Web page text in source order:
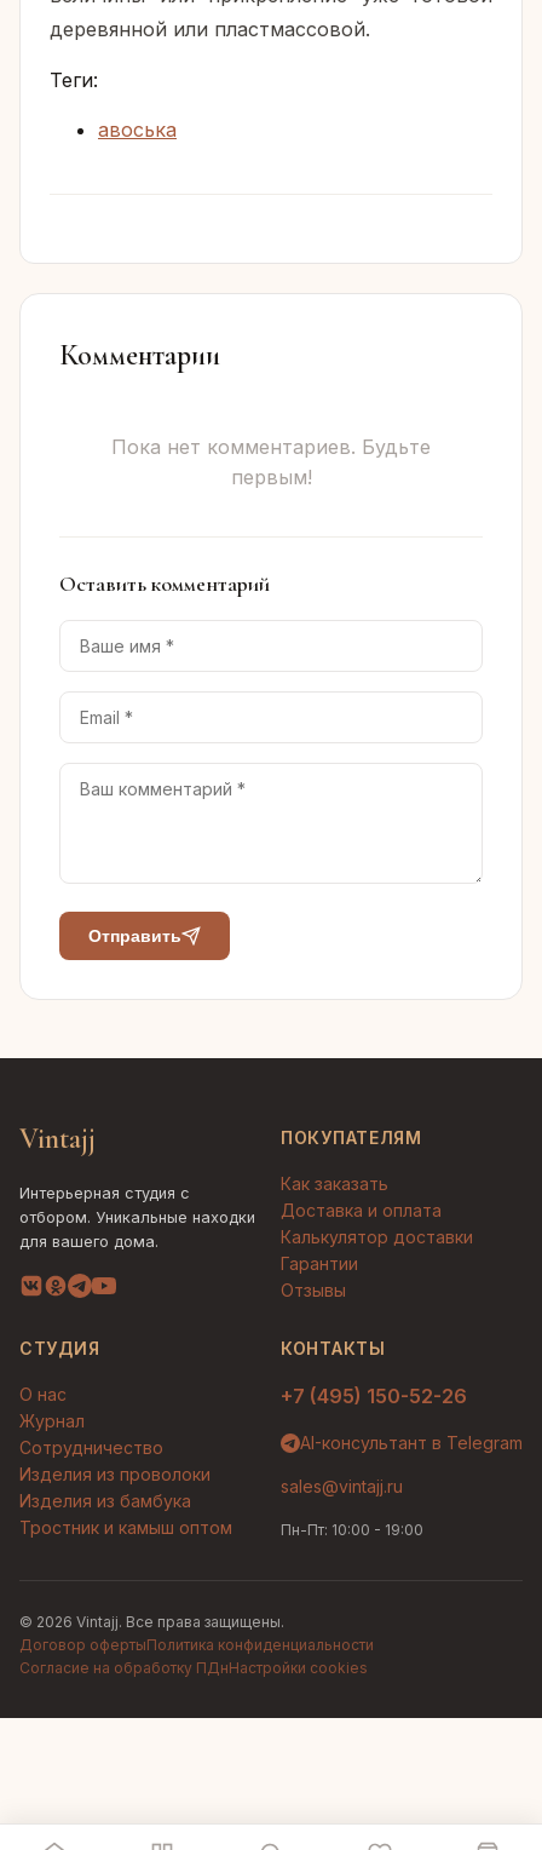
деревянной или пластмассовой.
Теги:
авоська
Комментарии
Пока нет комментариев. Будьте
первым!
Оставить комментарий
Отправить
Vintajj
Интерьерная студия с
отбором. Уникальные находки
для вашего дома.
ПОКУПАТЕЛЯМ
Как заказать
Доставка и оплата
Калькулятор доставки
Гарантии
Отзывы
СТУДИЯ
О нас
Журнал
Сотрудничество
Изделия из проволоки
Изделия из бамбука
Тростник и камыш оптом
КОНТАКТЫ
+7 (495) 150-52-26
AI-консультант в Telegram
sales@vintajj.ru
Пн-Пт: 10:00 - 19:00
© 2026 Vintajj. Все права защищены.
Договор офертыПолитика конфиденциальности
Согласие на обработку ПДнНастройки cookies